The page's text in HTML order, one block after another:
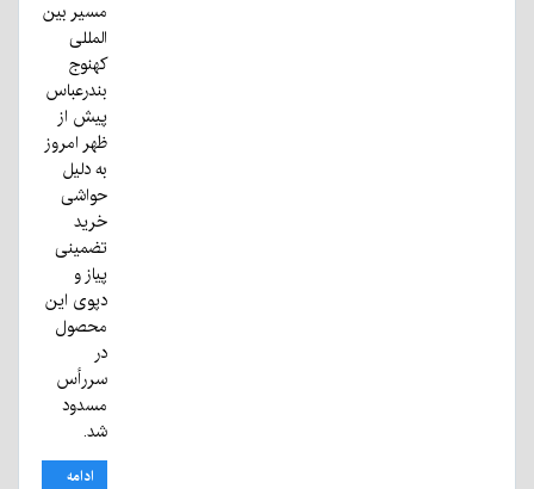
مسیر بین
المللی
کهنوج
بندرعباس
پیش از
ظهر امروز
به دلیل
حواشی
خرید
تضمینی
پیاز و
دپوی این
محصول
در
سررأس
مسدود
شد.
ادامه